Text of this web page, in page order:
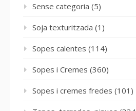
Sense categoria (5)
Soja texturitzada (1)
Sopes calentes (114)
Sopes i Cremes (360)
Sopes i cremes fredes (101)